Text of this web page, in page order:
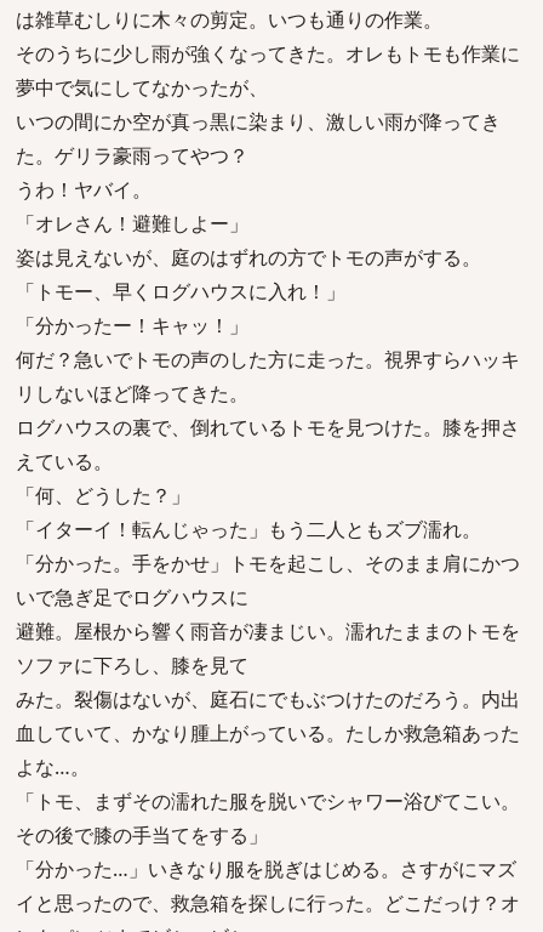
は雑草むしりに木々の剪定。いつも通りの作業。
そのうちに少し雨が強くなってきた。オレもトモも作業に
夢中で気にしてなかったが、
いつの間にか空が真っ黒に染まり、激しい雨が降ってき
た。ゲリラ豪雨ってやつ？
うわ！ヤバイ。
「オレさん！避難しよー」
姿は見えないが、庭のはずれの方でトモの声がする。
「トモー、早くログハウスに入れ！」
「分かったー！キャッ！」
何だ？急いでトモの声のした方に走った。視界すらハッキ
リしないほど降ってきた。
ログハウスの裏で、倒れているトモを見つけた。膝を押さ
えている。
「何、どうした？」
「イターイ！転んじゃった」もう二人ともズブ濡れ。
「分かった。手をかせ」トモを起こし、そのまま肩にかつ
いで急ぎ足でログハウスに
避難。屋根から響く雨音が凄まじい。濡れたままのトモを
ソファに下ろし、膝を見て
みた。裂傷はないが、庭石にでもぶつけたのだろう。内出
血していて、かなり腫上がっている。たしか救急箱あった
よな…。
「トモ、まずその濡れた服を脱いでシャワー浴びてこい。
その後で膝の手当てをする」
「分かった…」いきなり服を脱ぎはじめる。さすがにマズ
イと思ったので、救急箱を探しに行った。どこだっけ？オ